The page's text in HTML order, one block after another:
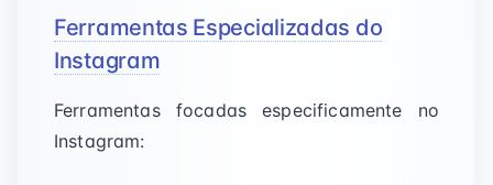
Ferramentas Especializadas do
Instagram
Ferramentas focadas especificamente no
Instagram: